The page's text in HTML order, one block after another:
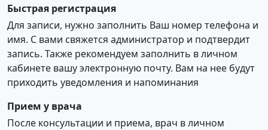
Быстрая регистрация
Для записи, нужно заполнить Ваш номер телефона и
имя. С вами свяжется администратор и подтвердит
запись. Также рекомендуем заполнить в личном
кабинете вашу электронную почту. Вам на нее будут
приходить уведомления и напоминания
Прием у врача
После консультации и приема, врач в личном